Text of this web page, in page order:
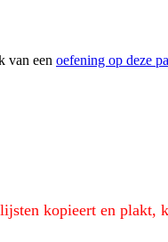
van een oefening op deze
lijsten kopieert en plakt,